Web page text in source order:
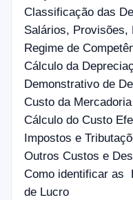
Classificação das
Salários, Provisões,
Regime de
Cálculo da
Demonstrativo de
Custo da
Cálculo do Custo
Impostos e
Outros Custos e
Como identificar as
de Lucro